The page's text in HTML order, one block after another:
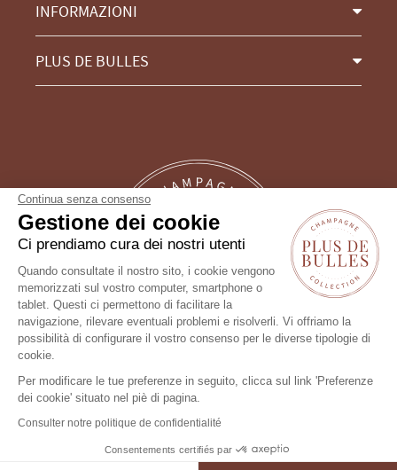
INFORMAZIONI
PLUS DE BULLES
Seguici !
FILTRO
Continua senza consenso
Gestione dei cookie
Ci prendiamo cura dei nostri utenti
Quando consultate il nostro sito, i cookie vengono
memorizzati sul vostro computer, smartphone o
tablet. Questi ci permettono di facilitare la
navigazione, rilevare eventuali problemi e risolverli. Vi offriamo la
possibilità di configurare il vostro consenso per le diverse tipologie di
cookie.
Per modificare le tue preferenze in seguito, clicca sul link 'Preferenze
dei cookie' situato nel piè di pagina.
Consulter notre politique de confidentialité
Consentements certifiés par